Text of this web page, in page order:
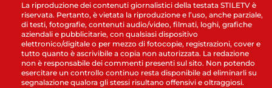
La riproduzione dei contenuti giornalistici della testata STILETV è
riservata. Pertanto, è vietata la riproduzione e l’uso, anche parziale,
di testi, fotografie, contenuti audio/video, filmati, loghi, grafiche
aziendali e pubblicitarie, con qualsiasi dispositivo
elettronico/digitale o per mezzo di fotocopie, registrazioni, cover e
tutto quanto è ascrivibile a copia non autorizzata. La redazione
non è responsabile dei commenti presenti sul sito. Non potendo
esercitare un controllo continuo resta disponibile ad eliminarli su
segnalazione qualora gli stessi risultano offensivi e oltraggiosi.